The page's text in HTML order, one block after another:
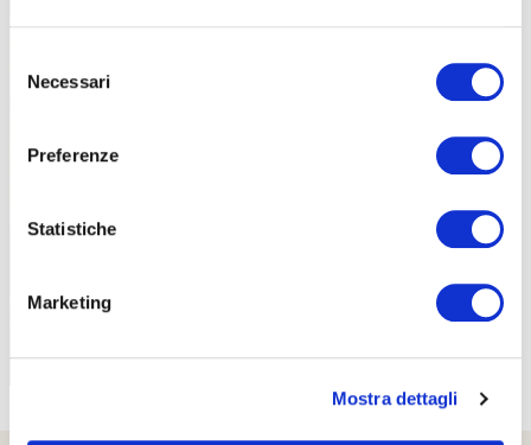
delNecessari
Preferenze
Statistiche
Marketing
Mostra dettagli